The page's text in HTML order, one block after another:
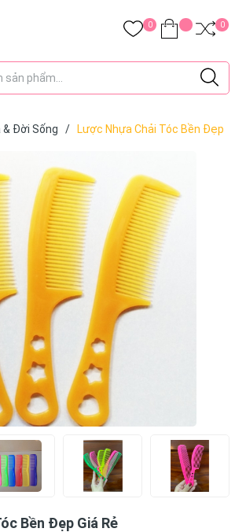
0 0
& Đời Sống /
Lược Nhựa Chải Tóc Bền Đẹp
Bền Đẹp Giá Rẻ